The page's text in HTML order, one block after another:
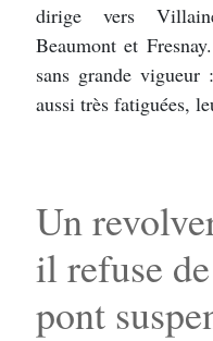
dirige vers
Beaumont et
sans grande vigueur
aussi très fatiguées,
Un
il refuse
pont